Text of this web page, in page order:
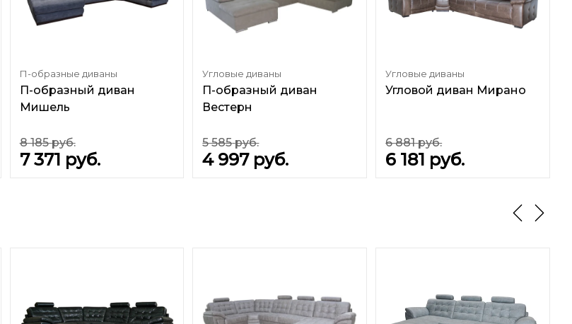
П-образные диваны
П-образный диван
Мишель
8 185 руб.
7 371 руб.
Угловые диваны
П-образный диван
Вестерн
5 585 руб.
4 997 руб.
Угловые диваны
Угловой диван Мирано
6 881 руб.
6 181 руб.